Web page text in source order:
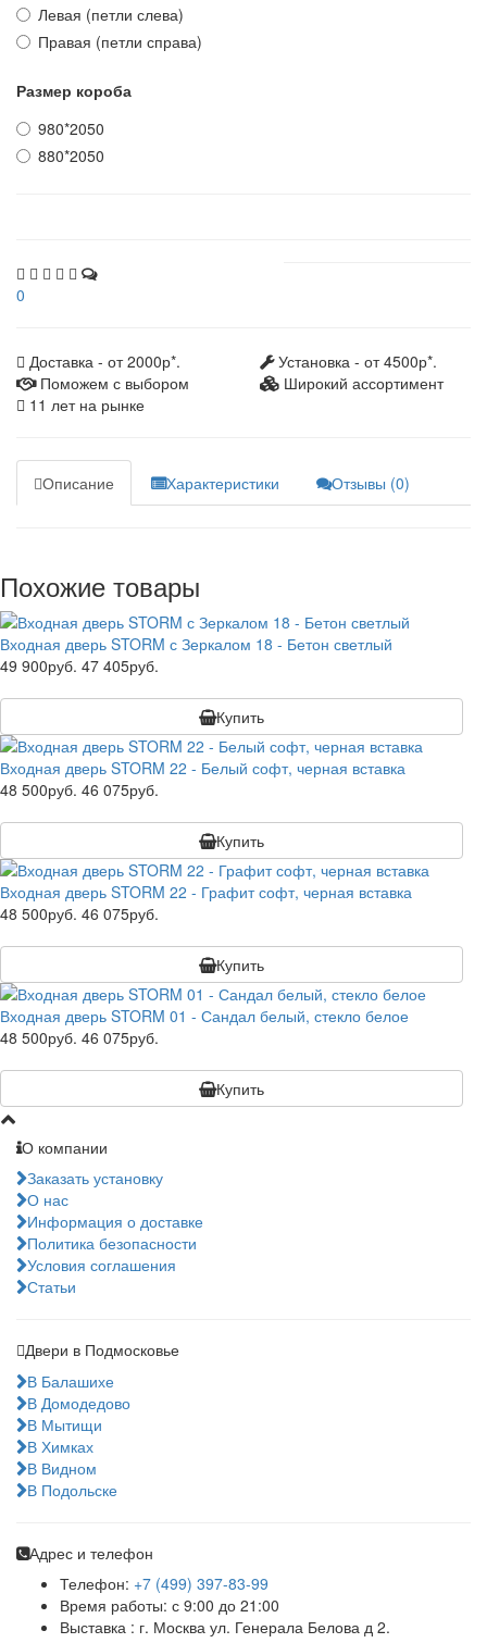
Левая (петли слева)
Правая (петли справа)
Размер короба
980*2050
880*2050
0
Доставка - от 2000р*.
Установка - от 4500р*.
Поможем с выбором
Широкий ассортимент
11 лет на рынке
Описание Характеристики Отзывы (0)
Похожие товары
Входная дверь STORM с Зеркалом 18 - Бетон светлый
49 900руб. 47 405руб.
Купить
Входная дверь STORM 22 - Белый софт, черная вставка
48 500руб. 46 075руб.
Купить
Входная дверь STORM 22 - Графит софт, черная вставка
48 500руб. 46 075руб.
Купить
Входная дверь STORM 01 - Сандал белый, стекло белое
48 500руб. 46 075руб.
Купить
О компании
Заказать установку
О нас
Информация о доставке
Политика безопасности
Условия соглашения
Статьи
Двери в Подмосковье
В Балашихе
В Домодедово
В Мытищи
В Химках
В Видном
В Подольске
Адрес и телефон
Телефон: +7 (499) 397-83-99
Время работы: с 9:00 до 21:00
Выставка : г. Москва ул. Генерала Белова д 2.